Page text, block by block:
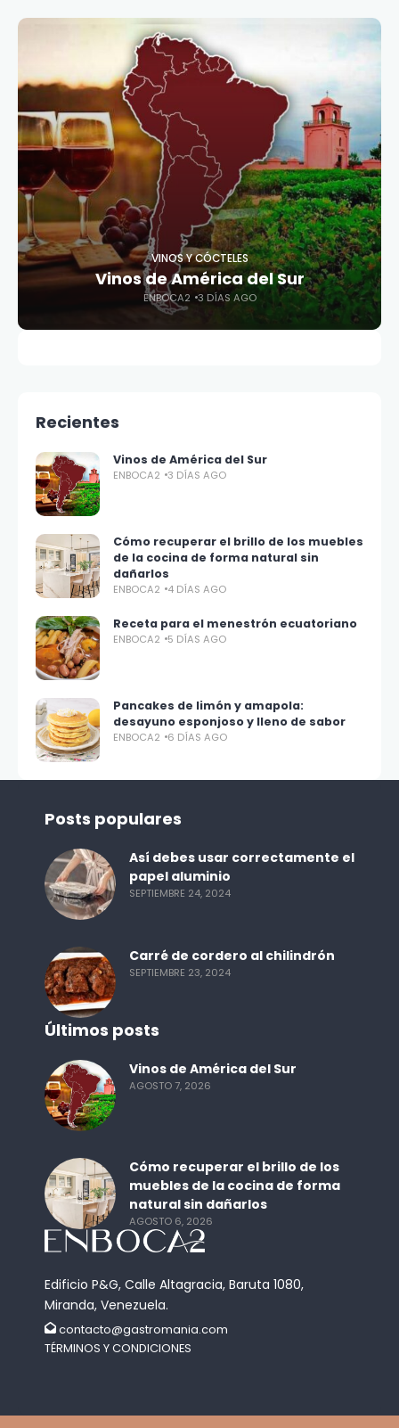
VINOS Y CÓCTELES
Vinos de América del Sur
ENBOCA2 3 DÍAS AGO
Recientes
Vinos de América del Sur
ENBOCA2 3 DÍAS AGO
Cómo recuperar el brillo de los muebles
de la cocina de forma natural sin
dañarlos
ENBOCA2 4 DÍAS AGO
Receta para el menestrón ecuatoriano
ENBOCA2 5 DÍAS AGO
Pancakes de limón y amapola:
desayuno esponjoso y lleno de sabor
ENBOCA2 6 DÍAS AGO
Edificio P&G, Calle Altagracia, Baruta 1080,
Miranda, Venezuela.
contacto@gastromania.com
TÉRMINOS Y CONDICIONES
Posts populares
Así debes usar correctamente el
papel aluminio
SEPTIEMBRE 24, 2024
Carré de cordero al chilindrón
SEPTIEMBRE 23, 2024
Últimos posts
Vinos de América del Sur
AGOSTO 7, 2026
Cómo recuperar el brillo de los
muebles de la cocina de forma
natural sin dañarlos
AGOSTO 6, 2026